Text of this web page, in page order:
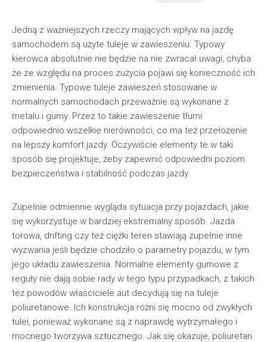
Jedną z ważniejszych rzeczy mających wpływ na jazdę
samochodem są użyte tuleje w zawieszeniu. Typowy
kierowca absolutnie nie będzie na nie zwracał uwagi, chyba
że ze względu na proces zużycia pojawi się konieczność ich
zmienienia. Typowe tuleje zawieszeń stosowane w
normalnych samochodach przeważnie są wykonane z
metalu i gumy. Przez to takie zawieszenie tłumi
odpowiednio wszelkie nierówności, co ma też przełożenie
na lepszy komfort jazdy. Oczywiście elementy te w taki
sposób się projektuje, żeby zapewnić odpowiedni poziom
bezpieczeństwa i stabilność podczas jazdy.
Zupełnie odmiennie wygląda sytuacja przy pojazdach, jakie
się wykorzystuje w bardziej ekstremalny sposób. Jazda
torowa, drifting czy też ciężki teren stawiają zupełnie inne
wyzwania jeśli będzie chodziło o parametry pojazdu, w tym
jego układu zawieszenia. Normalne elementy gumowe z
reguły nie dają sobie rady w tego typu przypadkach, z takich
też powodów właściciele aut decydują się na tuleje
poliuretanowe. Ich konstrukcja różni się mocno od zwykłych
tulei, ponieważ wykonane są z naprawdę wytrzymałego i
mocnego tworzywa sztucznego. Jak się okazuje, poliuretan